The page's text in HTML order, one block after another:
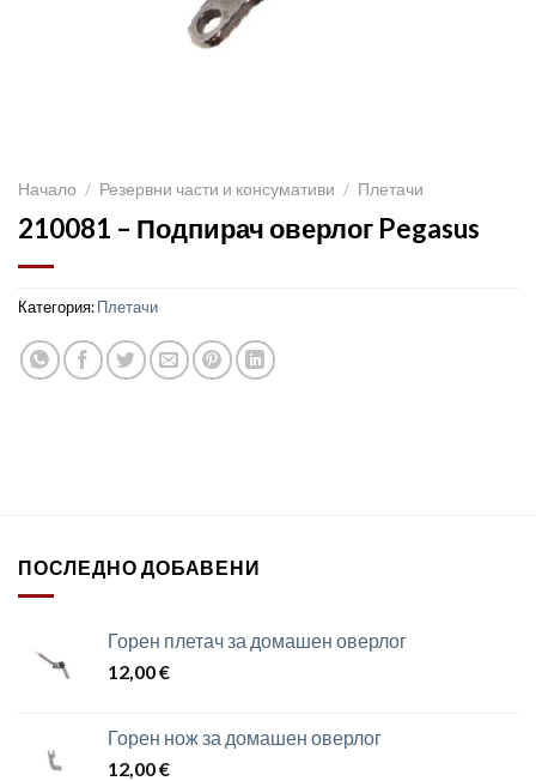
Начало / Резервни части и консумативи / Плетачи
210081 – Подпирач оверлог Pegasus
Категория:Плетачи
ПОСЛЕДНО ДОБАВЕНИ
Горен плетач за домашен оверлог
12,00€
Горен нож за домашен оверлог
12,00€